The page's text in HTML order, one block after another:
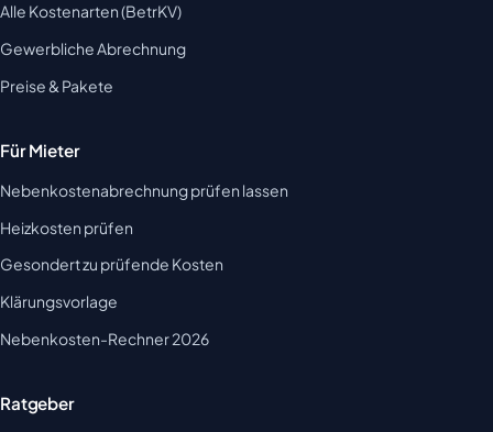
Alle Kostenarten (BetrKV)
Gewerbliche Abrechnung
Preise & Pakete
Für Mieter
Nebenkostenabrechnung prüfen lassen
Heizkosten prüfen
Gesondert zu prüfende Kosten
Klärungsvorlage
Nebenkosten-Rechner 2026
Ratgeber